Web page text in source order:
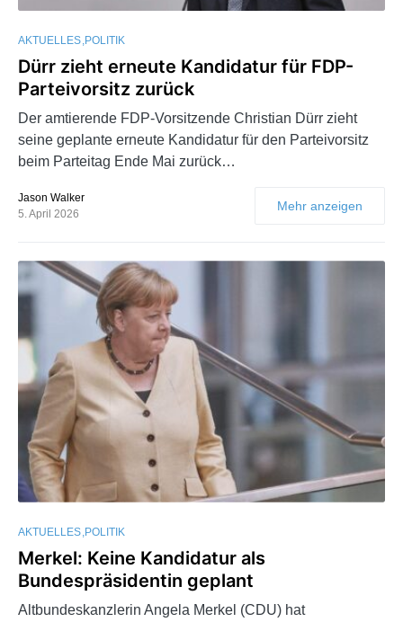
AKTUELLES POLITIK
Dürr zieht erneute Kandidatur für FDP-
Parteivorsitz zurück
Der amtierende FDP-Vorsitzende Christian Dürr zieht
seine geplante erneute Kandidatur für den Parteivorsitz
beim Parteitag Ende Mai zurück…
Jason Walker
5. April 2026
Mehr anzeigen
AKTUELLES POLITIK
Merkel: Keine Kandidatur als
Bundespräsidentin geplant
Altbundeskanzlerin Angela Merkel (CDU) hat